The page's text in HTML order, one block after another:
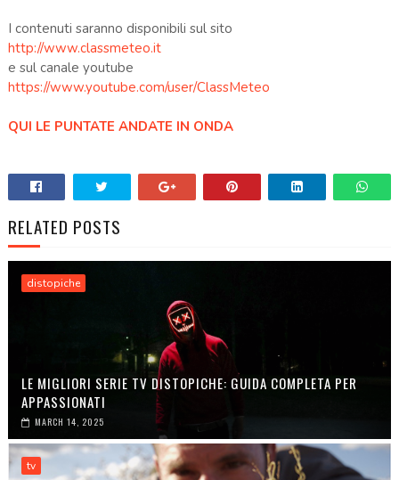
I contenuti saranno disponibili sul sito
http://www.classmeteo.it
e sul canale youtube
https://www.youtube.com/user/ClassMeteo
QUI LE PUNTATE ANDATE IN ONDA
RELATED POSTS
distopiche
LE MIGLIORI SERIE TV DISTOPICHE: GUIDA COMPLETA PER
APPASSIONATI
MARCH 14, 2025
tv